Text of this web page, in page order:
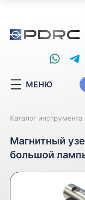
МЕНЮ
Каталог инструмента
Магнитный
большой